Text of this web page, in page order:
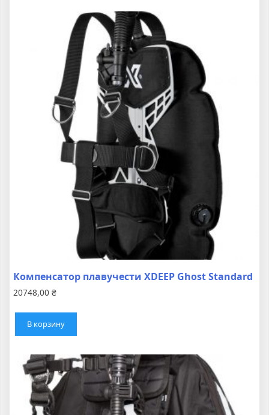
Компенсатор плавучести XDEEP Ghost Standard
20748,00 ₴
В корзину